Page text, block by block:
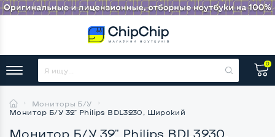
0
Мониторы Б/У
Монитор Б/У 32" Philips BDL3230, Широкий
Монитор Б/У 32" Philips BDL3230,